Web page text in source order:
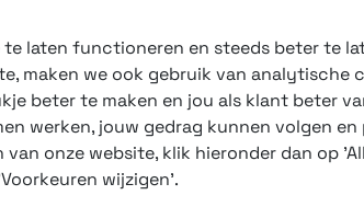
chroom
3 winkels voor
voor 16.00 uur
verzending met
laten functioneren en steeds beter te
maken we ook gebruik van analytische
beter te maken en jou als klant beter
werken, jouw gedrag kunnen volgen
onze website, klik hieronder dan op
wijzigen'.